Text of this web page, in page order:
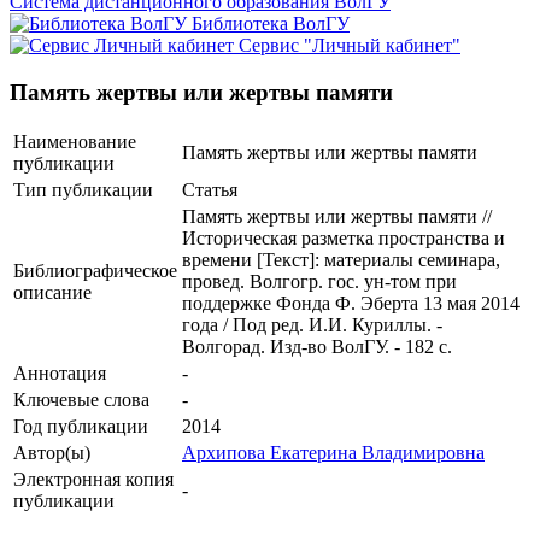
Библиотека ВолГУ
Сервис "Личный кабинет"
Память жертвы или жертвы памяти
Наименование
публикации
Память жертвы или жертвы памяти
Тип публикации
Статья
Библиографическое
описание
Память жертвы или жертвы памяти //
Историческая разметка пространства и
времени [Текст]: материалы семинара,
провед. Волгогр. гос. ун-том при
поддержке Фонда Ф. Эберта 13 мая 2014
года / Под ред. И.И. Куриллы. -
Волгорад. Изд-во ВолГУ. - 182 с.
Аннотация
-
Ключевые cлова
-
Год публикации
2014
Автор(ы)
Архипова Екатерина Владимировна
Электронная копия
публикации
-